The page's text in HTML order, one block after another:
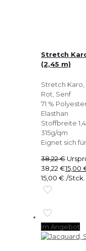
Stretch
(2,45 m)
Stretch Karo,
Rot, Senf
71 %
Elasthan
Stoffbreite
315g/qm
Eignet sich
38,22€
38,22 €15,00
15,00 €./Stck.
Im Angebot